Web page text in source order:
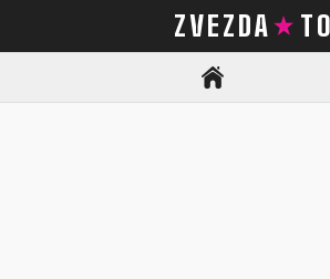
ZVEZDA
Искать